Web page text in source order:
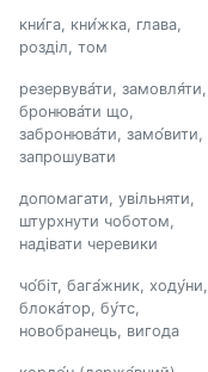
кни́га, кни́жка, глава,
розділ, том
резервува́ти, замовля́ти,
бронюва́ти що,
забронюва́ти, замо́вити,
запрошувати
допомагати, увільняти,
штурхнути чоботом,
надівати черевики
чо́біт, бага́жник, ходу́ни,
блока́тор, бу́тс,
новобранець, вигода